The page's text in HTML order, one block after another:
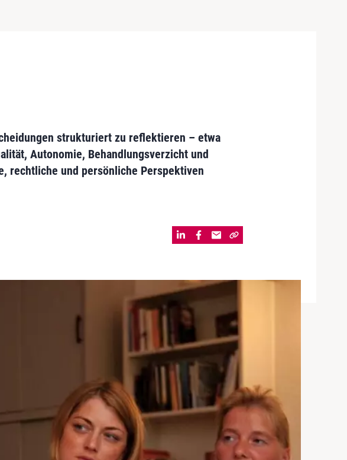
strukturiert zu reflektieren – etwa
Autonomie, Behandlungsverzicht und
rechtliche und persönliche Perspektiven